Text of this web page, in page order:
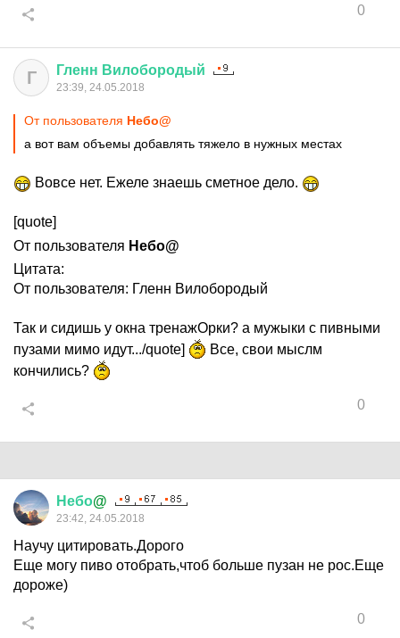
0
Г Гленн Вилобородый
23:39, 24.05.2018
От пользователя Небо@
а вот вам объемы добавлять тяжело в нужных местах
Вовсе нет. Ежеле знаешь сметное дело.
[quote]
От пользователя Небо@
Цитата:
От пользователя: Гленн Вилобородый
Так и сидишь у окна тренажОрки? а мужыки с пивными
пузами мимо идут.../quote]
Все, свои мыслм
кончились?
0
Небо@
23:42, 24.05.2018
Научу цитировать.Дорого
Еще могу пиво отобрать,чтоб больше пузан не рос.Еще
дороже)
0